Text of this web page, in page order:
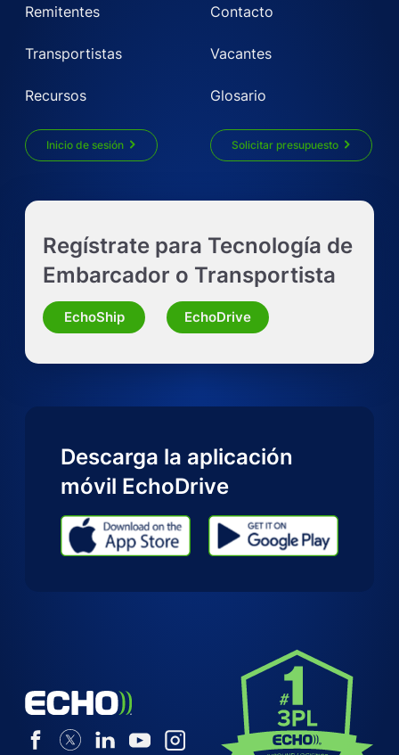
Remitentes
Transportistas
Recursos
Inicio de sesión
Contacto
Vacantes
Glosario
Solicitar presupuesto
Obtenga un presupuesto LTL al instante
Solicitar presupuesto de camión completo
Solicitar presupuesto para otra modalidad
Regístrate para Tecnología de
Embarcador o Transportista
EchoShip EchoDrive
Descarga la aplicación
móvil EchoDrive